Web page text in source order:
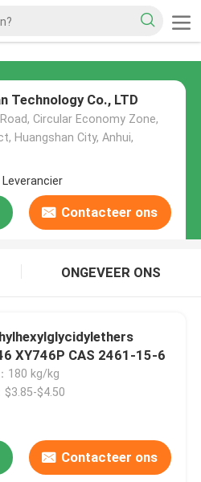
Technology Co., LTD
Circular Economy Zone,
Huangshan City, Anhui,
Contacteer ons
ONGEVEER ONS
XY746P CAS 2461-15-6
180 kg/kg
$3.85-$4.50
Contacteer ons